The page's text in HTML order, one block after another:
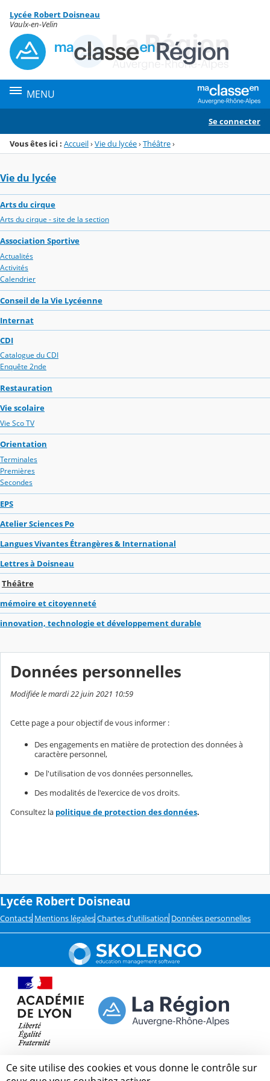
Menu de la rubrique
Contenu
Lycée Robert Doisneau
Vaulx-en-Velin
MENU
Se connecter
Vous êtes ici : Accueil›Vie du lycée›Théâtre›
Vie du lycée
Arts du cirque
Arts du cirque - site de la section
Association Sportive
Actualités
Activités
Calendrier
Conseil de la Vie Lycéenne
Internat
CDI
Catalogue du CDI
Enquête 2nde
Restauration
Vie scolaire
Vie Sco TV
Orientation
Terminales
Premières
Secondes
EPS
Atelier Sciences Po
Langues Vivantes Étrangères & International
Lettres à Doisneau
Théâtre
mémoire et citoyenneté
innovation, technologie et développement durable
Données personnelles
Modifiée le mardi 22 juin 2021 10:59
Cette page a pour objectif de vous informer :
Des engagements en matière de protection des données à
caractère personnel,
De l'utilisation de vos données personnelles,
Des modalités de l'exercice de vos droits.
Consultez la politique de protection des données.
Lycée Robert Doisneau
Contacts Mentions légales Chartes d'utilisation Données personnelles
Ce site utilise des cookies et vous donne le contrôle sur